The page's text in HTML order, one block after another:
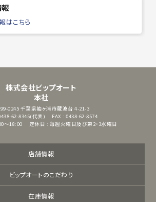
はこちら
株式会社ビップオート
本社
0245 千葉県袖ヶ浦市蔵波台 4-21-3
62-8345(代表)
FAX : 0438-62-8574
～18:00
定休日 : 毎週火曜日及び第2・3水曜日
店舗情報
ビップオートのこだわり
在庫情報